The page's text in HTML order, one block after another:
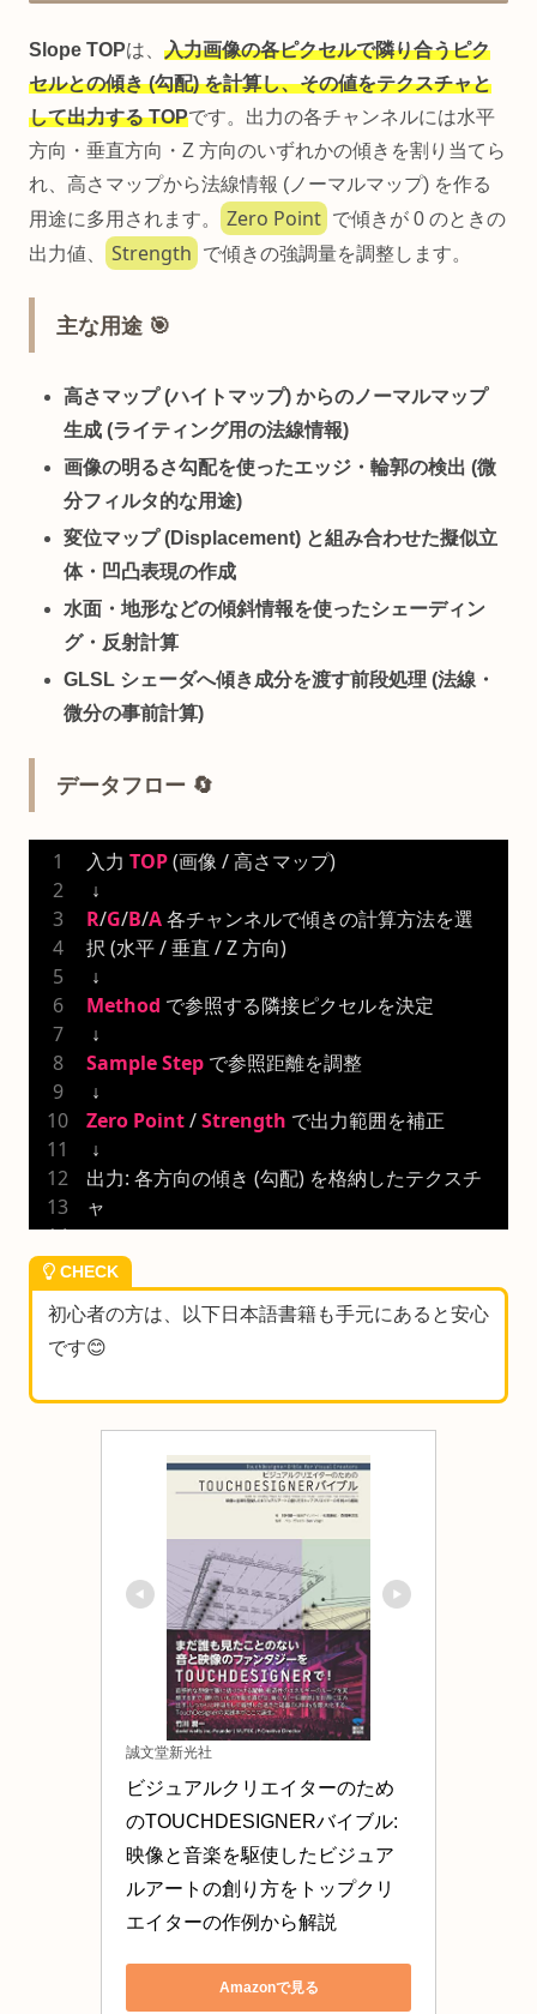
Slope TOPは、 入力画像の各ピクセルで隣り合うピク
セルとの傾き (勾配) を計算し、その値をテクスチャと
して出力する TOPです。出力の各チャンネルには水平
方向・垂直方向・Z 方向のいずれかの傾きを割り当てら
れ、高さマップから法線情報 (ノーマルマップ) を作る
用途に多用されます。
Zero Point
で傾きが 0 のときの
出力値、
Strength で傾きの強調量を調整します。
主な用途 🎯
高さマップ (ハイトマップ) からのノーマルマップ
生成 (ライティング用の法線情報)
画像の明るさ勾配を使ったエッジ・輪郭の検出 (微
分フィルタ的な用途)
変位マップ (Displacement) と組み合わせた擬似立
体・凹凸表現の作成
水面・地形などの傾斜情報を使ったシェーディン
グ・反射計算
GLSL シェーダへ傾き成分を渡す前段処理 (法線・
微分の事前計算)
データフロー 🔄
入力 TOP (画像 / 高さマップ)
↓
R/G/B/A 各チャンネルで傾きの計算方法を選
択 (水平 / 垂直 / Z 方向)
↓
Method で参照する隣接ピクセルを決定
↓
SampleStep で参照距離を調整
↓
Zero Point / Strength で出力範囲を補正
↓
出力: 各方向の傾き (勾配) を格納したテクスチ
ャ
CHECK
初心者の方は、以下日本語書籍も手元にあると安心
です😊
誠文堂新光社
ビジュアルクリエイターのため
のTOUCHDESIGNERバイブル:
映像と音楽を駆使したビジュア
ルアートの創り方をトップクリ
エイターの作例から解説
Amazonで見る